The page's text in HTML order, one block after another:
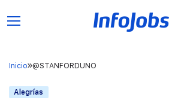
Inicio @STANFORDUNO
Alegrías